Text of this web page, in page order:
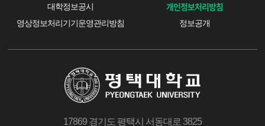
대학정보공시
개인정보처리방침
영상정보처리기기운영관리방침 정보공개
17869 경기도 평택시 서동대로 3825